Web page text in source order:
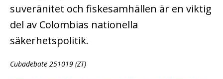
suveränitet och fiskesamhällen är en viktig
del av Colombias nationella
säkerhetspolitik.
Cubadebate 251019 (ZT)